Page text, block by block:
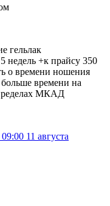
гельлак
недель +к прайсу 350
о времени ношения
времени на
МКАД
09:00 11 августа